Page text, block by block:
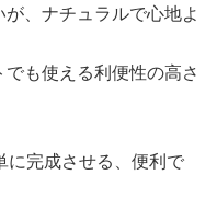
、ナチュラルで心地よ
も使える利便性の高さ
に完成させる、便利で